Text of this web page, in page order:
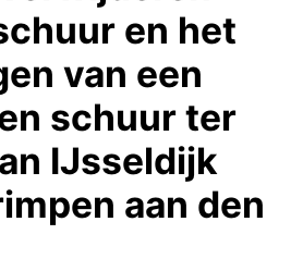
en het
van een
schuur ter
IJsseldijk
aan den